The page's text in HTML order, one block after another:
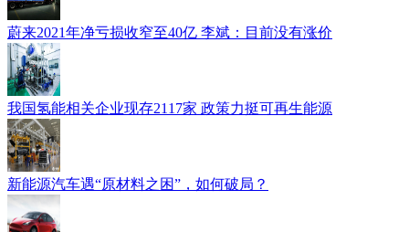
蔚来2021年净亏损收窄至40亿 李斌：目前没有涨价
我国氢能相关企业现存2117家 政策力挺可再生能源
新能源汽车遇“原材料之困”，如何破局？